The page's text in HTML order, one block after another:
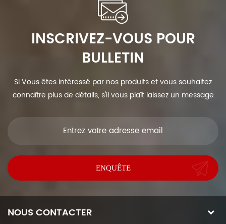
INSCRIVEZ-VOUS POUR
BULLETIN
Si Vous êtes intéressé par nos produits et vous souhaitez
connaître plus de détails, s'il vous plaît laissez un message
NOUS CONTACTER